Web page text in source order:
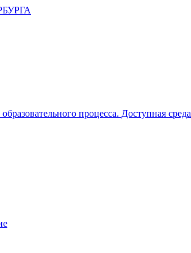
процесса. Доступная среда